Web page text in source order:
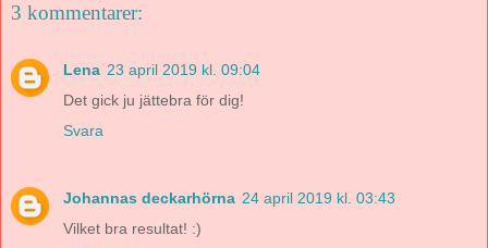
3 kommentarer:
Lena 23 april 2019 kl. 09:04
Det gick ju jättebra för dig!
Svara
Johannas deckarhörna 24 april 2019 kl. 03:43
Vilket bra resultat! :)